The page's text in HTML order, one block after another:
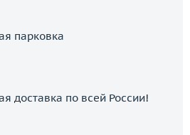
парковка
доставка по всей России!